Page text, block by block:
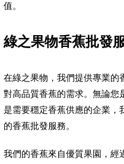
值。
綠之果物香蕉批發
在綠之果物，我們提供專業的
對高品質香蕉的需求。無論您
是需要穩定香蕉供應的企業，
的香蕉批發服務。
我們的香蕉來自優質果園，經